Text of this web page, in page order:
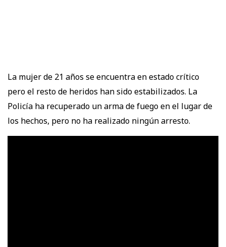
La mujer de 21 años se encuentra en estado crítico
pero el resto de heridos han sido estabilizados. La
Policía ha recuperado un arma de fuego en el lugar de
los hechos, pero no ha realizado ningún arresto.